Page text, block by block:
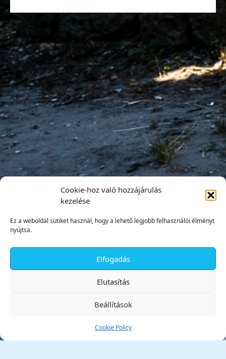
Cookie-hoz való hozzájárulás
kezelése
Ez a weboldal sütiket használ, hogy a lehető legjobb felhasználói élményt
nyújtsa.
Elfogadás
Elutasítás
Beállítások
Cookie Policy
Tata Város Önkormányzata
✕